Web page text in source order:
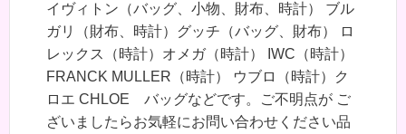
イヴィトン（バッグ、小物、財布、時計） ブル
ガリ（財布、時計）グッチ（バッグ、財布） ロ
レックス（時計）オメガ（時計） IWC（時計）
FRANCK MULLER（時計） ウブロ（時計）ク
ロエ CHLOE バッグなどです。ご不明点が ご
ざいましたらお気軽にお問い合わせください品